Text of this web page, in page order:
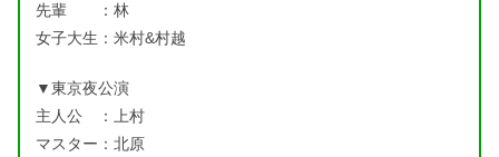
先輩 ：林
女子大生：米村&村越
▼東京夜公演
主人公 ：上村
マスター：北原